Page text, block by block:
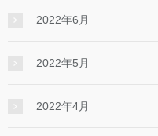
2022年6月
2022年5月
2022年4月